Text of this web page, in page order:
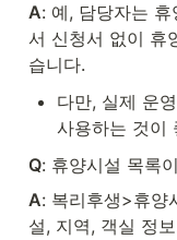
A: 예, 담당자는
서 신청서 없이 휴
습니다.
다만, 실제 운
사용하는 것이
Q: 휴양시설 목록
A: 복리후생>휴양
설, 지역, 객실 정